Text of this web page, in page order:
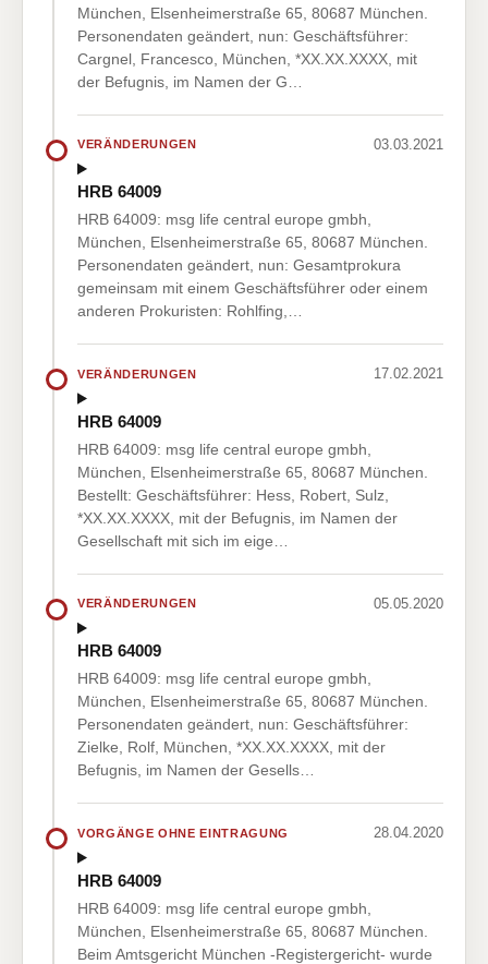
München, Elsenheimerstraße 65, 80687 München.
Personendaten geändert, nun: Geschäftsführer:
Cargnel, Francesco, München, *XX.XX.XXXX, mit
der Befugnis, im Namen der G…
VERÄNDERUNGEN 03.03.2021
HRB 64009
HRB 64009: msg life central europe gmbh,
München, Elsenheimerstraße 65, 80687 München.
Personendaten geändert, nun: Gesamtprokura
gemeinsam mit einem Geschäftsführer oder einem
anderen Prokuristen: Rohlfing,…
VERÄNDERUNGEN 17.02.2021
HRB 64009
HRB 64009: msg life central europe gmbh,
München, Elsenheimerstraße 65, 80687 München.
Bestellt: Geschäftsführer: Hess, Robert, Sulz,
*XX.XX.XXXX, mit der Befugnis, im Namen der
Gesellschaft mit sich im eige…
VERÄNDERUNGEN 05.05.2020
HRB 64009
HRB 64009: msg life central europe gmbh,
München, Elsenheimerstraße 65, 80687 München.
Personendaten geändert, nun: Geschäftsführer:
Zielke, Rolf, München, *XX.XX.XXXX, mit der
Befugnis, im Namen der Gesells…
VORGÄNGE OHNE EINTRAGUNG 28.04.2020
HRB 64009
HRB 64009: msg life central europe gmbh,
München, Elsenheimerstraße 65, 80687 München.
Beim Amtsgericht München -Registergericht- wurde